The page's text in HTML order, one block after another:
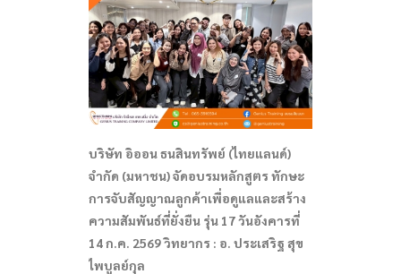
บริษัท อิออน ธนสินทรัพย์ (ไทยแลนด์)
จำกัด (มหาชน) จัดอบรมหลักสูตร ทักษะ
การจับสัญญาณลูกค้าเพื่อดูแลและสร้าง
ความสัมพันธ์ที่ยั่งยืน รุ่น 17 วันอังคารที่
14 ก.ค. 2569 วิทยากร : อ. ประเสริฐ สุข
ไพบูลย์กุล